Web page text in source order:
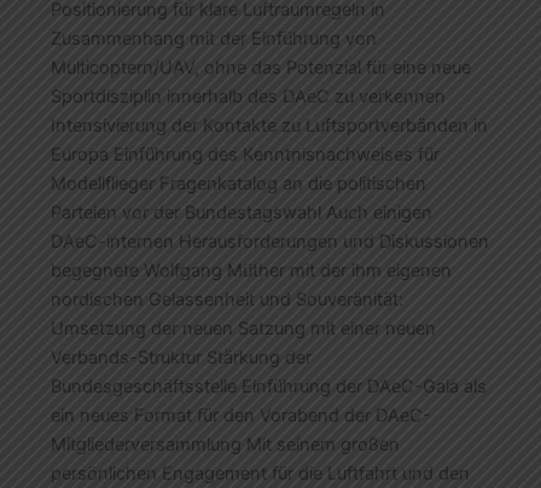
Positionierung für klare Luftraumregeln in
Zusammenhang mit der Einführung von
Multicoptern/UAV, ohne das Potenzial für eine neue
Sportdisziplin innerhalb des DAeC zu verkennen
Intensivierung der Kontakte zu Luftsportverbänden in
Europa Einführung des Kenntnisnachweises für
Modellflieger Fragenkatalog an die politischen
Parteien vor der Bundestagswahl Auch einigen
DAeC-internen Herausforderungen und Diskussionen
begegnete Wolfgang Müther mit der ihm eigenen
nordischen Gelassenheit und Souveränität:
Umsetzung der neuen Satzung mit einer neuen
Verbands-Struktur Stärkung der
Bundesgeschäftsstelle Einführung der DAeC-Gala als
ein neues Format für den Vorabend der DAeC-
Mitgliederversammlung Mit seinem großen
persönlichen Engagement für die Luftfahrt und den